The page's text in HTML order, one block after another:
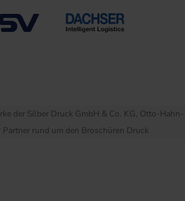
der Silber Druck GmbH & Co. KG, Otto-Hahn-
rund um den Broschüren Druck